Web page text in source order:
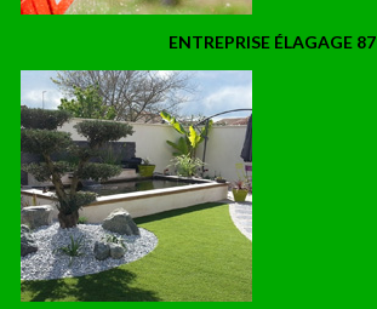
ENTREPRISE ÉLAGAGE 87